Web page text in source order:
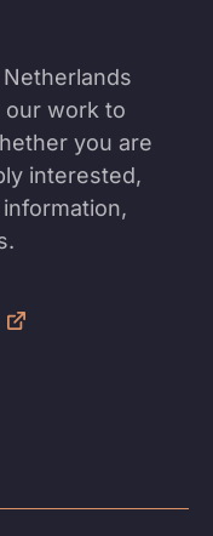
our work to
you are
interested,